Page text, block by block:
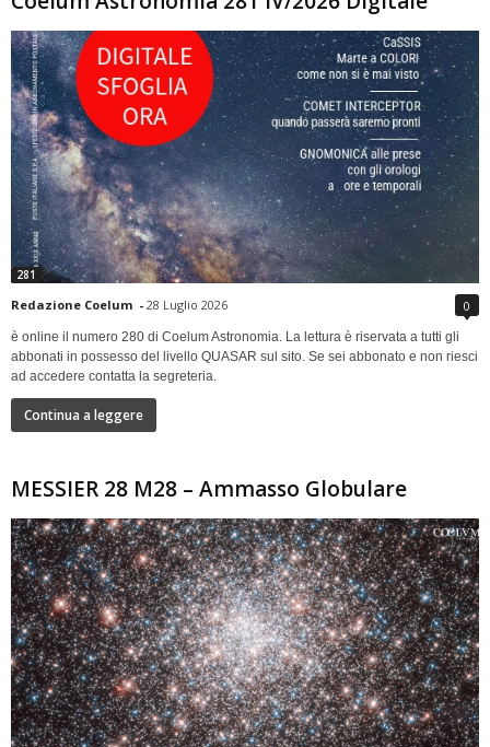
281
Redazione Coelum - 28 Luglio 2026 0
è online il numero 280 di Coelum Astronomia. La lettura è riservata a tutti gli
abbonati in possesso del livello QUASAR sul sito. Se sei abbonato e non riesci
ad accedere contatta la segreteria.
Continua a leggere
MESSIER 28 M28 – Ammasso Globulare